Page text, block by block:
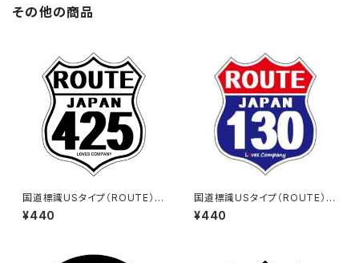
その他の商品
国道標識USタイプ（ROUTE）ス
テッカー 425号線（ホワイト）
¥440
国道標識USタイプ（ROUTE）ス
テッカー 130号線
¥440